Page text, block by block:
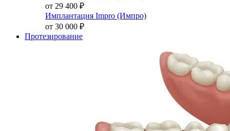
от 29 400 ₽
Имплантация Impro (Импро)
от 30 000 ₽
Протезирование